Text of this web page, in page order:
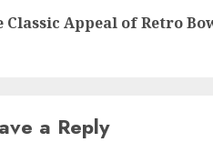
Classic Appeal of Retro
a Reply